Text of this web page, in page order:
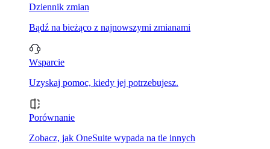
Dziennik zmian
Bądź na bieżąco z najnowszymi zmianami
Wsparcie
Uzyskaj pomoc, kiedy jej potrzebujesz.
Porównanie
Zobacz, jak OneSuite wypada na tle innych